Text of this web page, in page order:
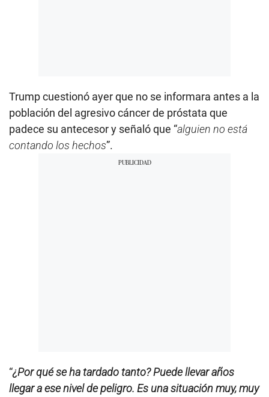
Trump cuestionó ayer que no se informara antes a la
población del agresivo cáncer de próstata que
padece su antecesor y señaló que “alguien no está
contando los hechos”.
“¿Por qué se ha tardado tanto? Puede llevar años
llegar a ese nivel de peligro. Es una situación muy, muy